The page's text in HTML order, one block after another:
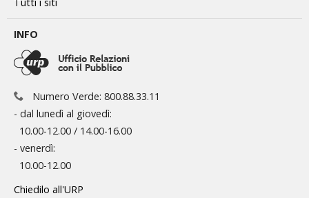
INFO
Numero Verde: 800.88.33.11
- dal lunedì al giovedì:
10.00-12.00 / 14.00-16.00
- venerdì:
10.00-12.00
Chiedilo all'URP